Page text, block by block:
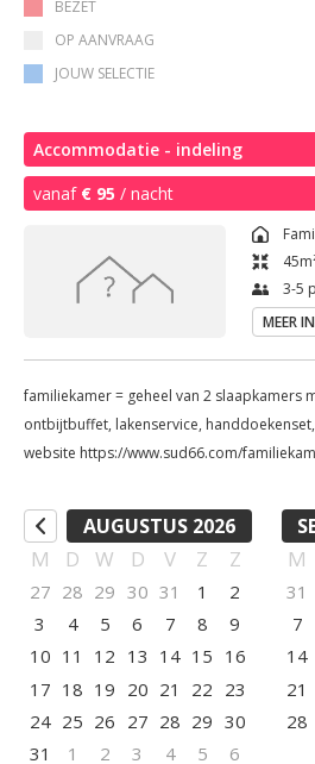
BEZET
OP AANVRAAG
JOUW SELECTIE
Accommodatie - indeling
vanaf € 95 / nacht
45
3-5
MEER
familiekamer = geheel van 2 slaapkamers
ontbijtbuffet, lakenservice,
website https://www.sud66.com/
AUGUSTUS 2026
M D W D V Z Z
27 28 29 30 31 1
2
3
4 5 6 7 8
9
10 11 12 13 14 15 16
17 18 19 20 21 22 23
24 25 26 27 28 29 30
31
1 2 3 4 5 6
M
31
7
14
21
28